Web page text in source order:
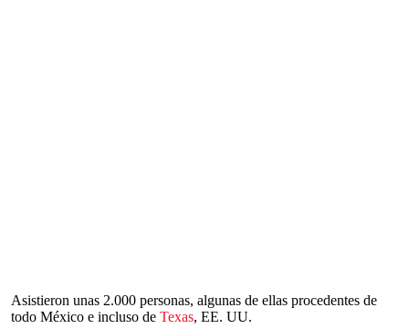
Asistieron unas 2.000 personas, algunas de ellas procedentes de
todo México e incluso de Texas, EE. UU.